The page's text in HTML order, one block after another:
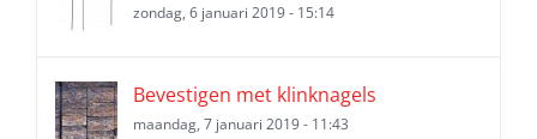
zondag, 6 januari 2019 - 15:14
Bevestigen met klinknagels
maandag, 7 januari 2019 - 11:43